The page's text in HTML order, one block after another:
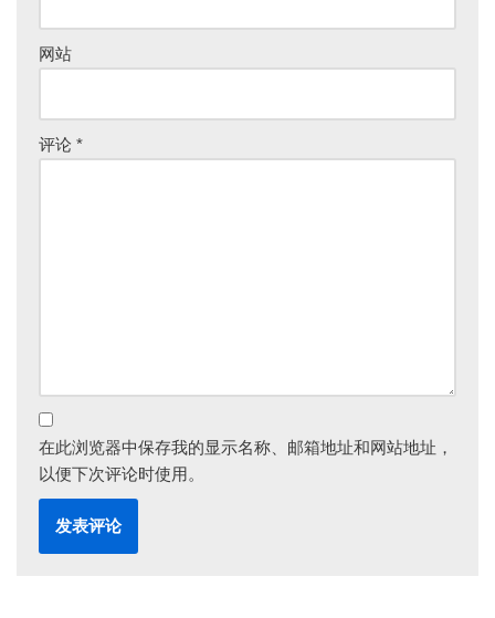
网站
评论 *
在此浏览器中保存我的显示名称、邮箱地址和网站地址，
以便下次评论时使用。